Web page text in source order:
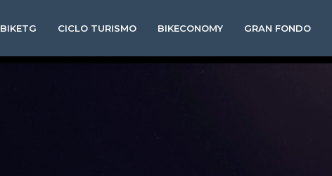
BIKETG CICLO TURISMO BIKECONOMY GRAN FONDO